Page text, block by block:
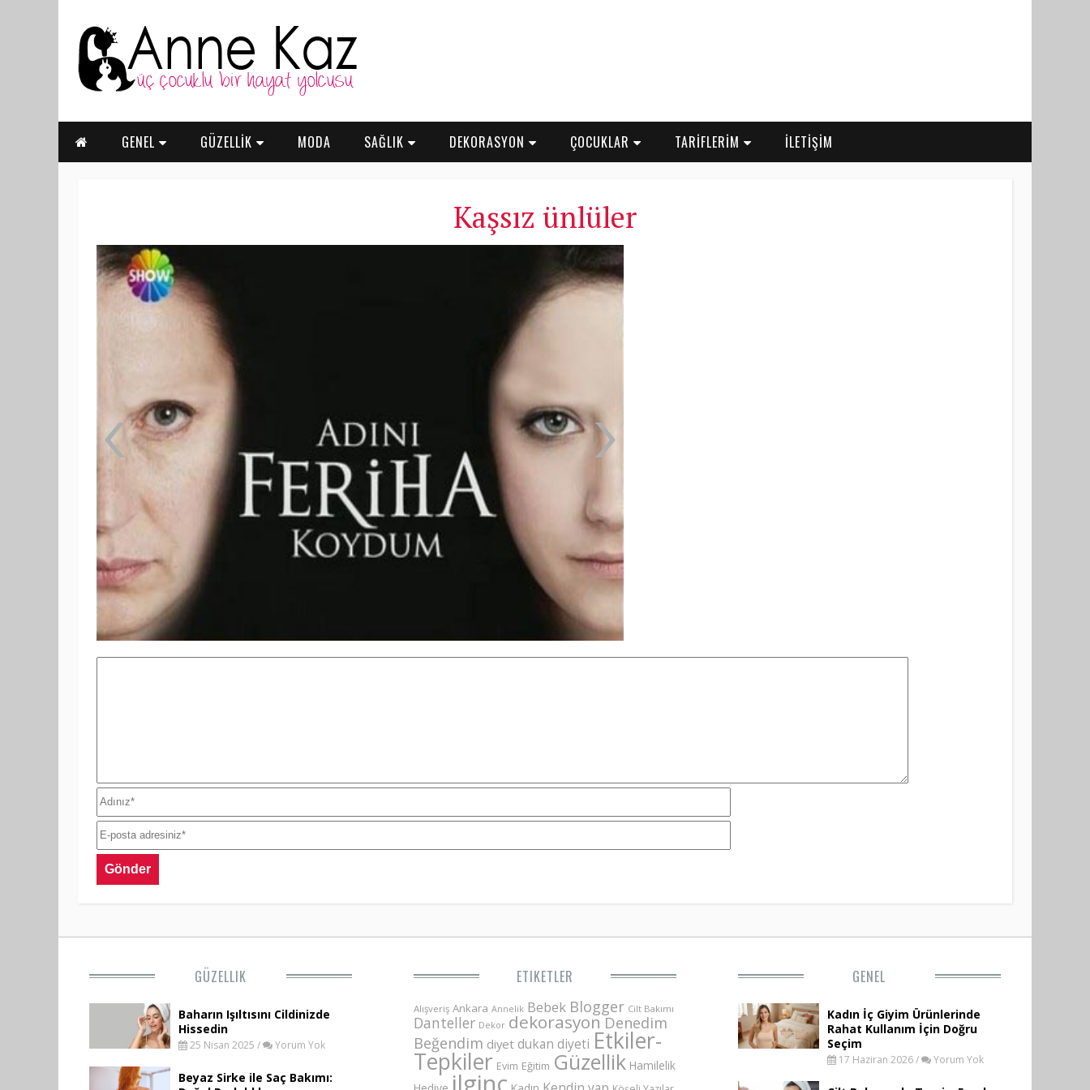
GENEL GÜZELLİK MODA SAĞLIK DEKORASYON ÇOCUKLAR TARİFLERİM İLETİŞİM
Kaşsız ünlüler
GÜZELLIK
Baharın Işıltısını Cildinizde
Hissedin
25 Nisan 2025 / Yorum Yok
Beyaz Sirke ile Saç Bakımı:
ETIKETLER
Alışveriş Ankara Annelik Bebek Blogger Cilt Bakımı
Danteller Dekor dekorasyon Denedim
Beğendim diyet dukan diyeti Etkiler-
Tepkiler Evim Eğitim Güzellik Hamilelik
ilginç
GENEL
Kadın İç Giyim Ürünlerinde
Rahat Kullanım İçin Doğru
Seçim
17 Haziran 2026 / Yorum Yok